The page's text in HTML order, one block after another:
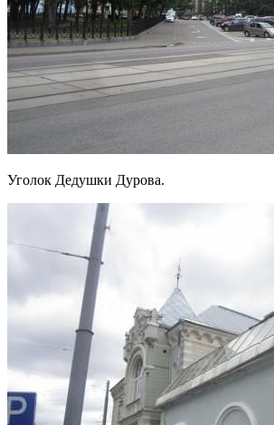
Уголок Дедушки Дурова.